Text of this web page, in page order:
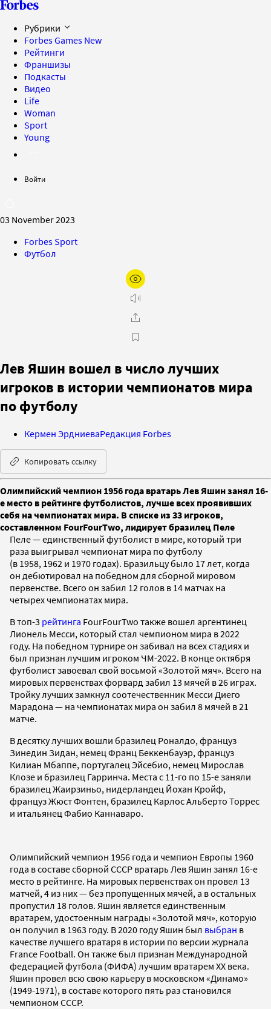
Рубрики
Forbes Games New
Рейтинги
Франшизы
Подкасты
Видео
Life
Woman
Sport
Young
Войти
03 November 2023
Forbes Sport
Футбол
Лев Яшин вошел в число лучших
игроков в истории чемпионатов мира
по футболу
Кермен ЭрдниеваРедакция Forbes
Копировать ссылку
Олимпийский чемпион 1956 года вратарь Лев Яшин занял 16-
е место в рейтинге футболистов, лучше всех проявивших
себя на чемпионатах мира. В списке из 33 игроков,
составленном FourFourTwo, лидирует бразилец Пеле
Пеле — единственный футболист в мире, который три
раза выигрывал чемпионат мира по футболу
(в 1958, 1962 и 1970 годах). Бразильцу было 17 лет, когда
он дебютировал на победном для сборной мировом
первенстве. Всего он забил 12 голов в 14 матчах на
четырех чемпионатах мира.
В топ-3 рейтинга FourFourTwo также вошел аргентинец
Лионель Месси, который стал чемпионом мира в 2022
году. На победном турнире он забивал на всех стадиях и
был признан лучшим игроком ЧМ-2022. В конце октября
футболист завоевал свой восьмой «Золотой мяч». Всего на
мировых первенствах форвард забил 13 мячей в 26 играх.
Тройку лучших замкнул соотечественник Месси Диего
Марадона — на чемпионатах мира он забил 8 мячей в 21
матче.
В десятку лучших вошли бразилец Роналдо, француз
Зинедин Зидан, немец Франц Беккенбауэр, француз
Килиан Мбаппе, португалец Эйсебио, немец Мирослав
Клозе и бразилец Гарринча. Места с 11-го по 15-е заняли
бразилец Жаирзиньо, нидерландец Йохан Кройф,
француз Жюст Фонтен, бразилец Карлос Альберто Торрес
и итальянец Фабио Каннаваро.
Олимпийский чемпион 1956 года и чемпион Европы 1960
года в составе сборной СССР вратарь Лев Яшин занял 16-е
место в рейтинге. На мировых первенствах он провел 13
матчей, 4 из них — без пропущенных мячей, а в остальных
пропустил 18 голов. Яшин является единственным
вратарем, удостоенным награды «Золотой мяч», которую
он получил в 1963 году. В 2020 году Яшин был выбран в
качестве лучшего вратаря в истории по версии журнала
France Football. Он также был признан Международной
федерацией футбола (ФИФА) лучшим вратарем XX века.
Яшин провел всю свою карьеру в московском «Динамо»
(1949-1971), в составе которого пять раз становился
чемпионом СССР.